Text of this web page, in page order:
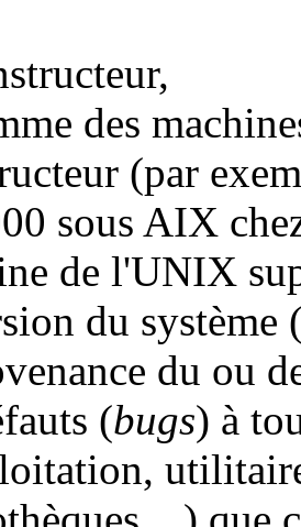
des
(par
sous AIX
de l'UNIX
du système
du ou
(bugs) à